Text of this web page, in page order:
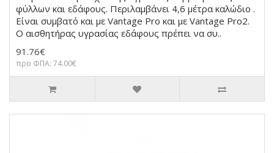
φύλλων και εδάφους. Περιλαμβάνει 4,6 μέτρα καλώδιο .
Είναι συμβατό και με Vantage Pro και με Vantage Pro2.
Ο αισθητήρας υγρασίας εδάφους πρέπει να συ..
91.76€
προ ΦΠΑ: 74.00€